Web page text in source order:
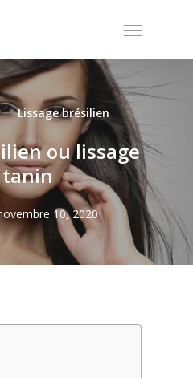
Menu
Lissage brésilien
ou lissage
10, 2020